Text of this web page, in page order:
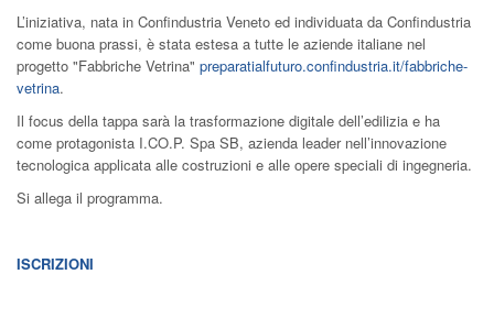
L’iniziativa, nata in Confindustria Veneto ed individuata da Confindustria
come buona prassi, è stata estesa a tutte le aziende italiane nel
progetto "Fabbriche Vetrina" preparatialfuturo.confindustria.it/fabbriche-
vetrina.
Il focus della tappa sarà la trasformazione digitale dell’edilizia e ha
come protagonista I.CO.P. Spa SB, azienda leader nell’innovazione
tecnologica applicata alle costruzioni e alle opere speciali di ingegneria.
Si allega il programma.
ISCRIZIONI